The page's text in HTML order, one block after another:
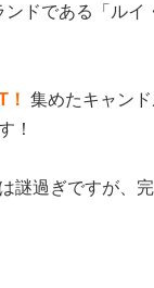
ドである「ル
集めたキャン
！
謎過ぎですが、